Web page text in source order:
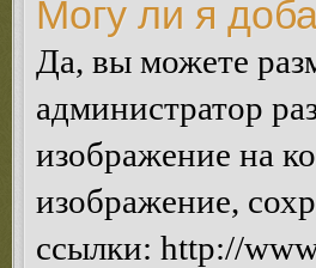
Могу ли я
Да, вы можете
администратор
изображение на
изображение,
ссылки: http://